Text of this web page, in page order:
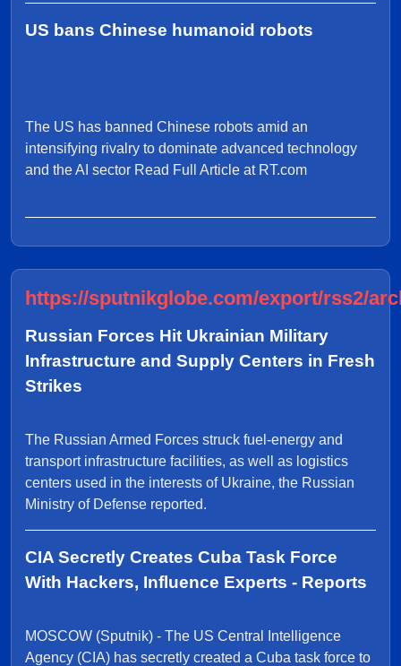
US bans Chinese humanoid robots
The US has banned Chinese robots amid an
intensifying rivalry to dominate advanced technology
and the AI sector Read Full Article at RT.com
https://sputnikglobe.com/export/rss2/
Russian Forces Hit Ukrainian Military
Infrastructure and Supply Centers in Fresh
Strikes
The Russian Armed Forces struck fuel-energy and
transport infrastructure facilities, as well as logistics
centers used in the interests of Ukraine, the Russian
Ministry of Defense reported.
CIA Secretly Creates Cuba Task Force
With Hackers, Influence Experts - Reports
MOSCOW (Sputnik) - The US Central Intelligence
Agency (CIA) has secretly created a Cuba task force to